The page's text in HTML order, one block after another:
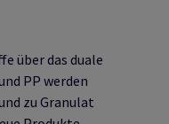
über das duale
PP werden
zu Granulat